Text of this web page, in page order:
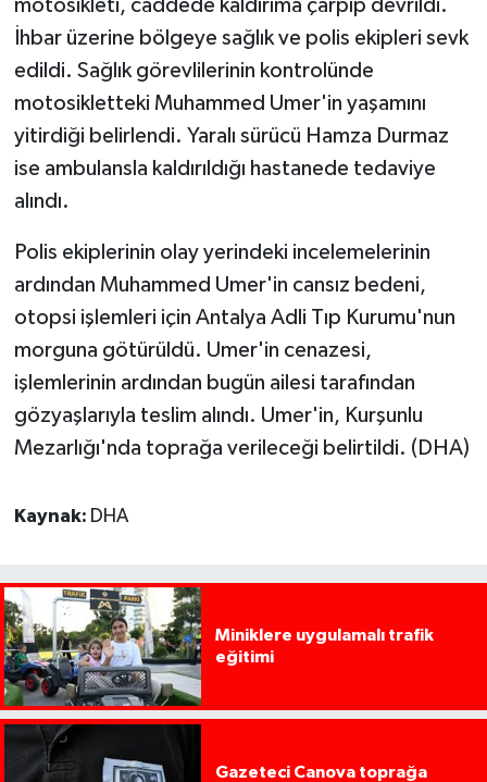
motosikleti, caddede kaldırıma çarpıp devrildi.
İhbar üzerine bölgeye sağlık ve polis ekipleri sevk
edildi. Sağlık görevlilerinin kontrolünde
motosikletteki Muhammed Umer'in yaşamını
yitirdiği belirlendi. Yaralı sürücü Hamza Durmaz
ise ambulansla kaldırıldığı hastanede tedaviye
alındı.
Polis ekiplerinin olay yerindeki incelemelerinin
ardından Muhammed Umer'in cansız bedeni,
otopsi işlemleri için Antalya Adli Tıp Kurumu'nun
morguna götürüldü. Umer'in cenazesi,
işlemlerinin ardından bugün ailesi tarafından
gözyaşlarıyla teslim alındı. Umer'in, Kurşunlu
Mezarlığı'nda toprağa verileceği belirtildi. (DHA)
Kaynak: DHA
Miniklere uygulamalı trafik
eğitimi
Gazeteci Canova toprağa